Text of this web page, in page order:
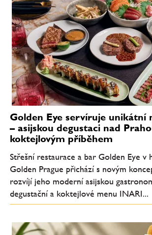
Golden Eye servíruje unikátní
– asijskou degustaci nad
koktejlovým příběhem
Střešní restaurace a bar Golden Eye v
Golden Prague přichází s novým
rozvíjí jeho moderní asijskou
degustační a koktejlové menu INARI...